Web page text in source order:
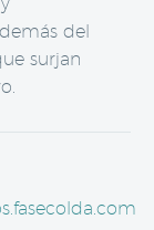
del
surjan